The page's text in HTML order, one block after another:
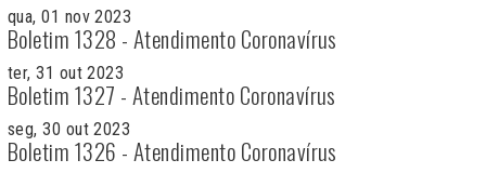
qua, 01 nov 2023
Boletim 1328 - Atendimento Coronavírus
ter, 31 out 2023
Boletim 1327 - Atendimento Coronavírus
seg, 30 out 2023
Boletim 1326 - Atendimento Coronavírus